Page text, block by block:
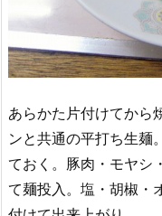
あらかた片付けてから
ンと共通の平打ち生麺
ておく。豚肉・モヤシ
て麺投入。塩・胡椒・